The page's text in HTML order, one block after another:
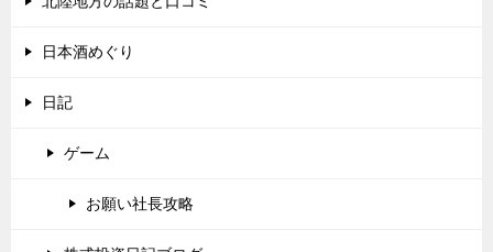
日本酒めぐり
日記
ゲーム
お願い社長攻略